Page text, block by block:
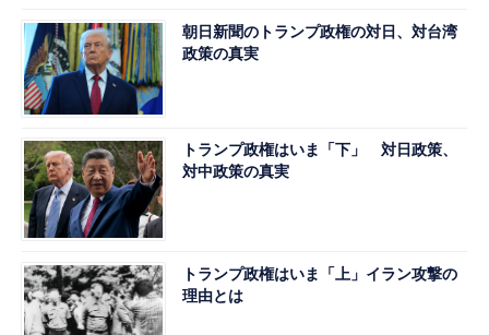
朝日新聞のトランプ政権の対日、対台湾
政策の真実
トランプ政権はいま「下」 対日政策、
対中政策の真実
トランプ政権はいま「上」イラン攻撃の
理由とは